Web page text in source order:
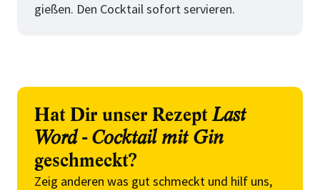
gießen. Den Cocktail sofort servieren.
Hat Dir unser Rezept Last
Word - Cocktail mit Gin
geschmeckt?
Zeig anderen was gut schmeckt und hilf uns,